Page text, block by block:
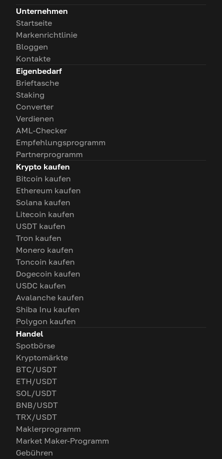
Unternehmen
Startseite
Markenrichtlinie
Bloggen
Kontakte
Eigenbedarf
Brieftasche
Staking
Converter
Verdienen
AML-Checker
Empfehlungsprogramm
Partnerprogramm
Krypto kaufen
Bitcoin kaufen
Ethereum kaufen
Solana kaufen
Litecoin kaufen
USDT kaufen
Tron kaufen
Monero kaufen
Toncoin kaufen
Dogecoin kaufen
USDC kaufen
Avalanche kaufen
Shiba Inu kaufen
Polygon kaufen
Handel
Spotbörse
Kryptomärkte
BTC/USDT
ETH/USDT
SOL/USDT
BNB/USDT
TRX/USDT
Maklerprogramm
Market Maker-Programm
Gebühren